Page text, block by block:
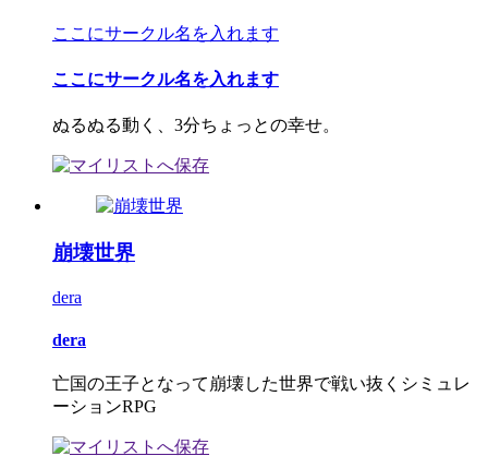
ここにサークル名を入れます
ここにサークル名を入れます
ぬるぬる動く、3分ちょっとの幸せ。
崩壊世界
dera
dera
亡国の王子となって崩壊した世界で戦い抜くシミュレ
ーションRPG